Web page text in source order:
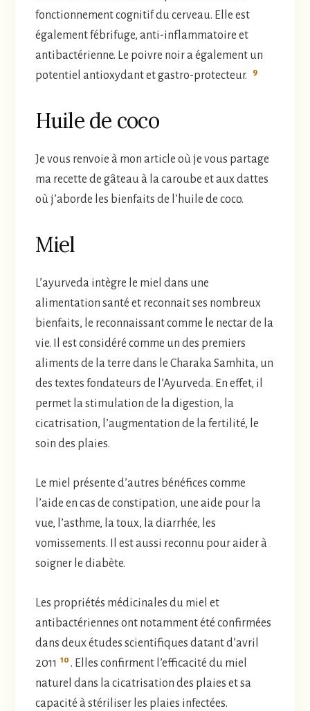
fonctionnement cognitif du cerveau. Elle est
également fébrifuge, anti-inflammatoire et
antibactérienne. Le poivre noir a également un
potentiel antioxydant et gastro-protecteur.
9
Huile de coco
Je vous renvoie à mon article où je vous partage
ma recette de gâteau à la caroube et aux dattes
où j’aborde les bienfaits de l’huile de coco.
Miel
L’ayurveda intègre le miel dans une
alimentation santé et reconnait ses nombreux
bienfaits, le reconnaissant comme le nectar de la
vie. Il est considéré comme un des premiers
aliments de la terre dans le Charaka Samhita, un
des textes fondateurs de l’Ayurveda. En effet, il
permet la stimulation de la digestion, la
cicatrisation, l’augmentation de la fertilité, le
soin des plaies.
Le miel présente d’autres bénéfices comme
l’aide en cas de constipation, une aide pour la
vue, l’asthme, la toux, la diarrhée, les
vomissements. Il est aussi reconnu pour aider à
soigner le diabète.
Les propriétés médicinales du miel et
antibactériennes ont notamment été confirmées
dans deux études scientifiques datant d’avril
2011 10 . Elles confirment l’efficacité du miel
naturel dans la cicatrisation des plaies et sa
capacité à stériliser les plaies infectées.